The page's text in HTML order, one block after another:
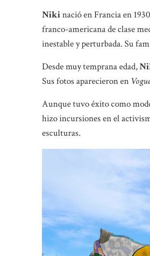
Nikinació en Francia en
franco-americana de clase
inestable y perturbada. Su
Desde muy temprana edad,
Sus fotos aparecieron en
Aunque tuvo éxito como
hizo incursiones en el
esculturas.